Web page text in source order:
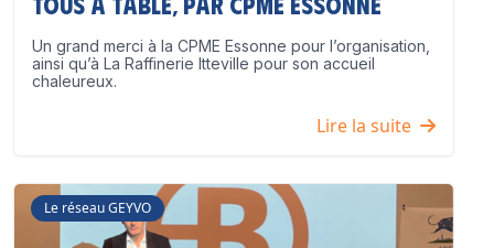
Un grand merci à la CPME Essonne pour l’organisation,
ainsi qu’à La Raffinerie Itteville pour son accueil
chaleureux.
Lire la suite
Le réseau GEYVO